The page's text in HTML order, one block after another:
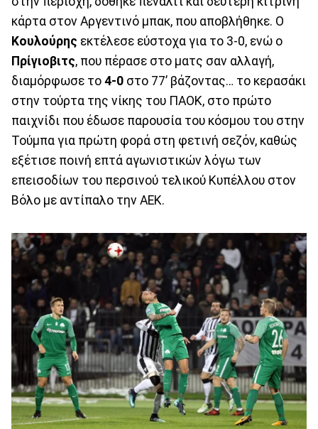
κάρτα στον Αργεντινό μπακ, που αποβλήθηκε. Ο
Κουλούρης εκτέλεσε εύστοχα για το 3-0, ενώ ο
Πρίγιοβιτς, που πέρασε στο ματς σαν αλλαγή,
διαμόρφωσε το 4-0 στο 77’ βάζοντας… το κερασάκι
στην τούρτα της νίκης του ΠΑΟΚ, στο πρώτο
παιχνίδι που έδωσε παρουσία του κόσμου του στην
Τούμπα για πρώτη φορά στη φετινή σεζόν, καθώς
εξέτισε ποινή επτά αγωνιστικών λόγω των
επεισοδίων του περσινού τελικού Κυπέλλου στον
Βόλο με αντίπαλο την ΑΕΚ.